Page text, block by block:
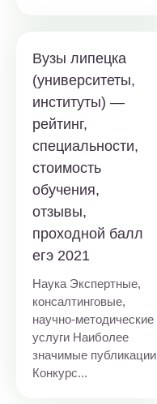
Вузы липецка
(университеты,
институты) —
рейтинг,
специальности,
стоимость
обучения,
отзывы,
проходной балл
егэ 2021
Наука Экспертные,
консалтинговые,
научно-методические
услуги Наиболее
значимые публикации
Конкурс...